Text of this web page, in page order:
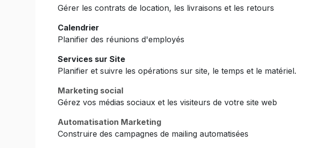
Gérer les contrats de location, les livraisons et les retours
Calendrier
Planifier des réunions d'employés
Services sur Site
Planifier et suivre les opérations sur site, le temps et le matériel.
Marketing social
Gérez vos médias sociaux et les visiteurs de votre site web
Automatisation Marketing
Construire des campagnes de mailing automatisées